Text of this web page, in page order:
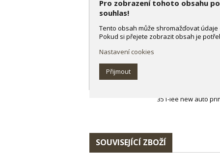
Pro zobrazení tohoto obsahu
souhlas!
Tento obsah může shromažďovat údaje
Pokud si přejete zobrazit obsah je
Nastavení cookies
Přijmout
351-lee new auto
Dokumenty
SOUVISEJÍCÍ ZBOŽÍ